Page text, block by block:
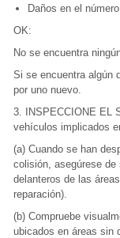
Daños en el
OK:
No se encuentra
Si se encuentra algún
por uno nuevo.
3. INSPECCIONE EL
vehículos implicados
(a) Cuando se han
colisión, asegúrese
delanteros de las
reparación).
(b) Compruebe
ubicados en áreas sin